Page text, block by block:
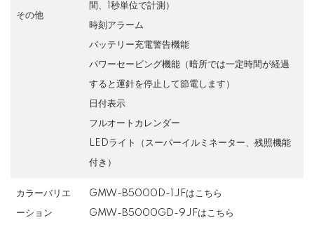
その他
間、1秒単位で計測）
時刻アラーム
バッテリー充電警告機能
パワーセービング機能（暗所では一定時間が経過
すると運針を停止して節電します）
日付表示
フルオートカレンダー
LEDライト（スーパーイルミネーター、残照機能
付き）
カラーバリエ
ーション
GMW-B5000D-1JFはこちら
GMW-B5000GD-9JFはこちら